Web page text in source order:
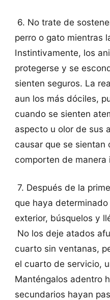
6. No trate de
perro o gato mientras
Instintivamente, los
protegerse y se
sienten seguros. La
aun los más dóciles,
cuando se sienten
aspecto u olor de sus
causar que se sientan
comporten de manera
7. Después de la
que haya
exterior, búsquelos y
No los deje atados
cuarto sin ventanas,
el cuarto de servicio,
Manténgalos adentro
secundarios hayan